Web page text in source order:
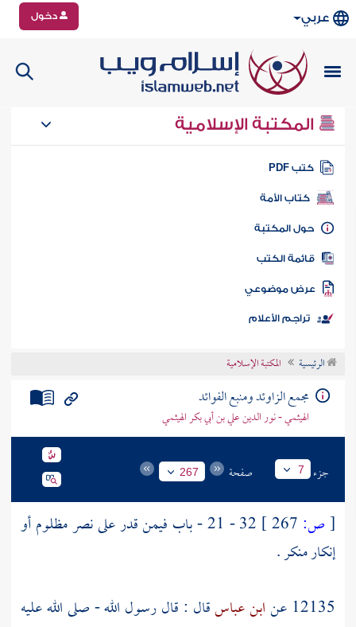
عربي دخول
المكتبة الإسلامية
كتب PDF
كتاب الأمة
المكتبة
الكتب
موضوعي
تراجم الأعلام
الرئيسية المكتبة الإسلامية
مجمع الزاوئد ومنبع الفوائد
الهيثمي - نور الدين علي بن أبي بكر الهيثمي
جزء 7 صفحة 267
[ص:
32 - 21 - باب فيمن قدر على نصر مظلوم أو
إنكار منكر .
12135 عن
ابن عباسقال : قال رسول الله - صلى الله عليه